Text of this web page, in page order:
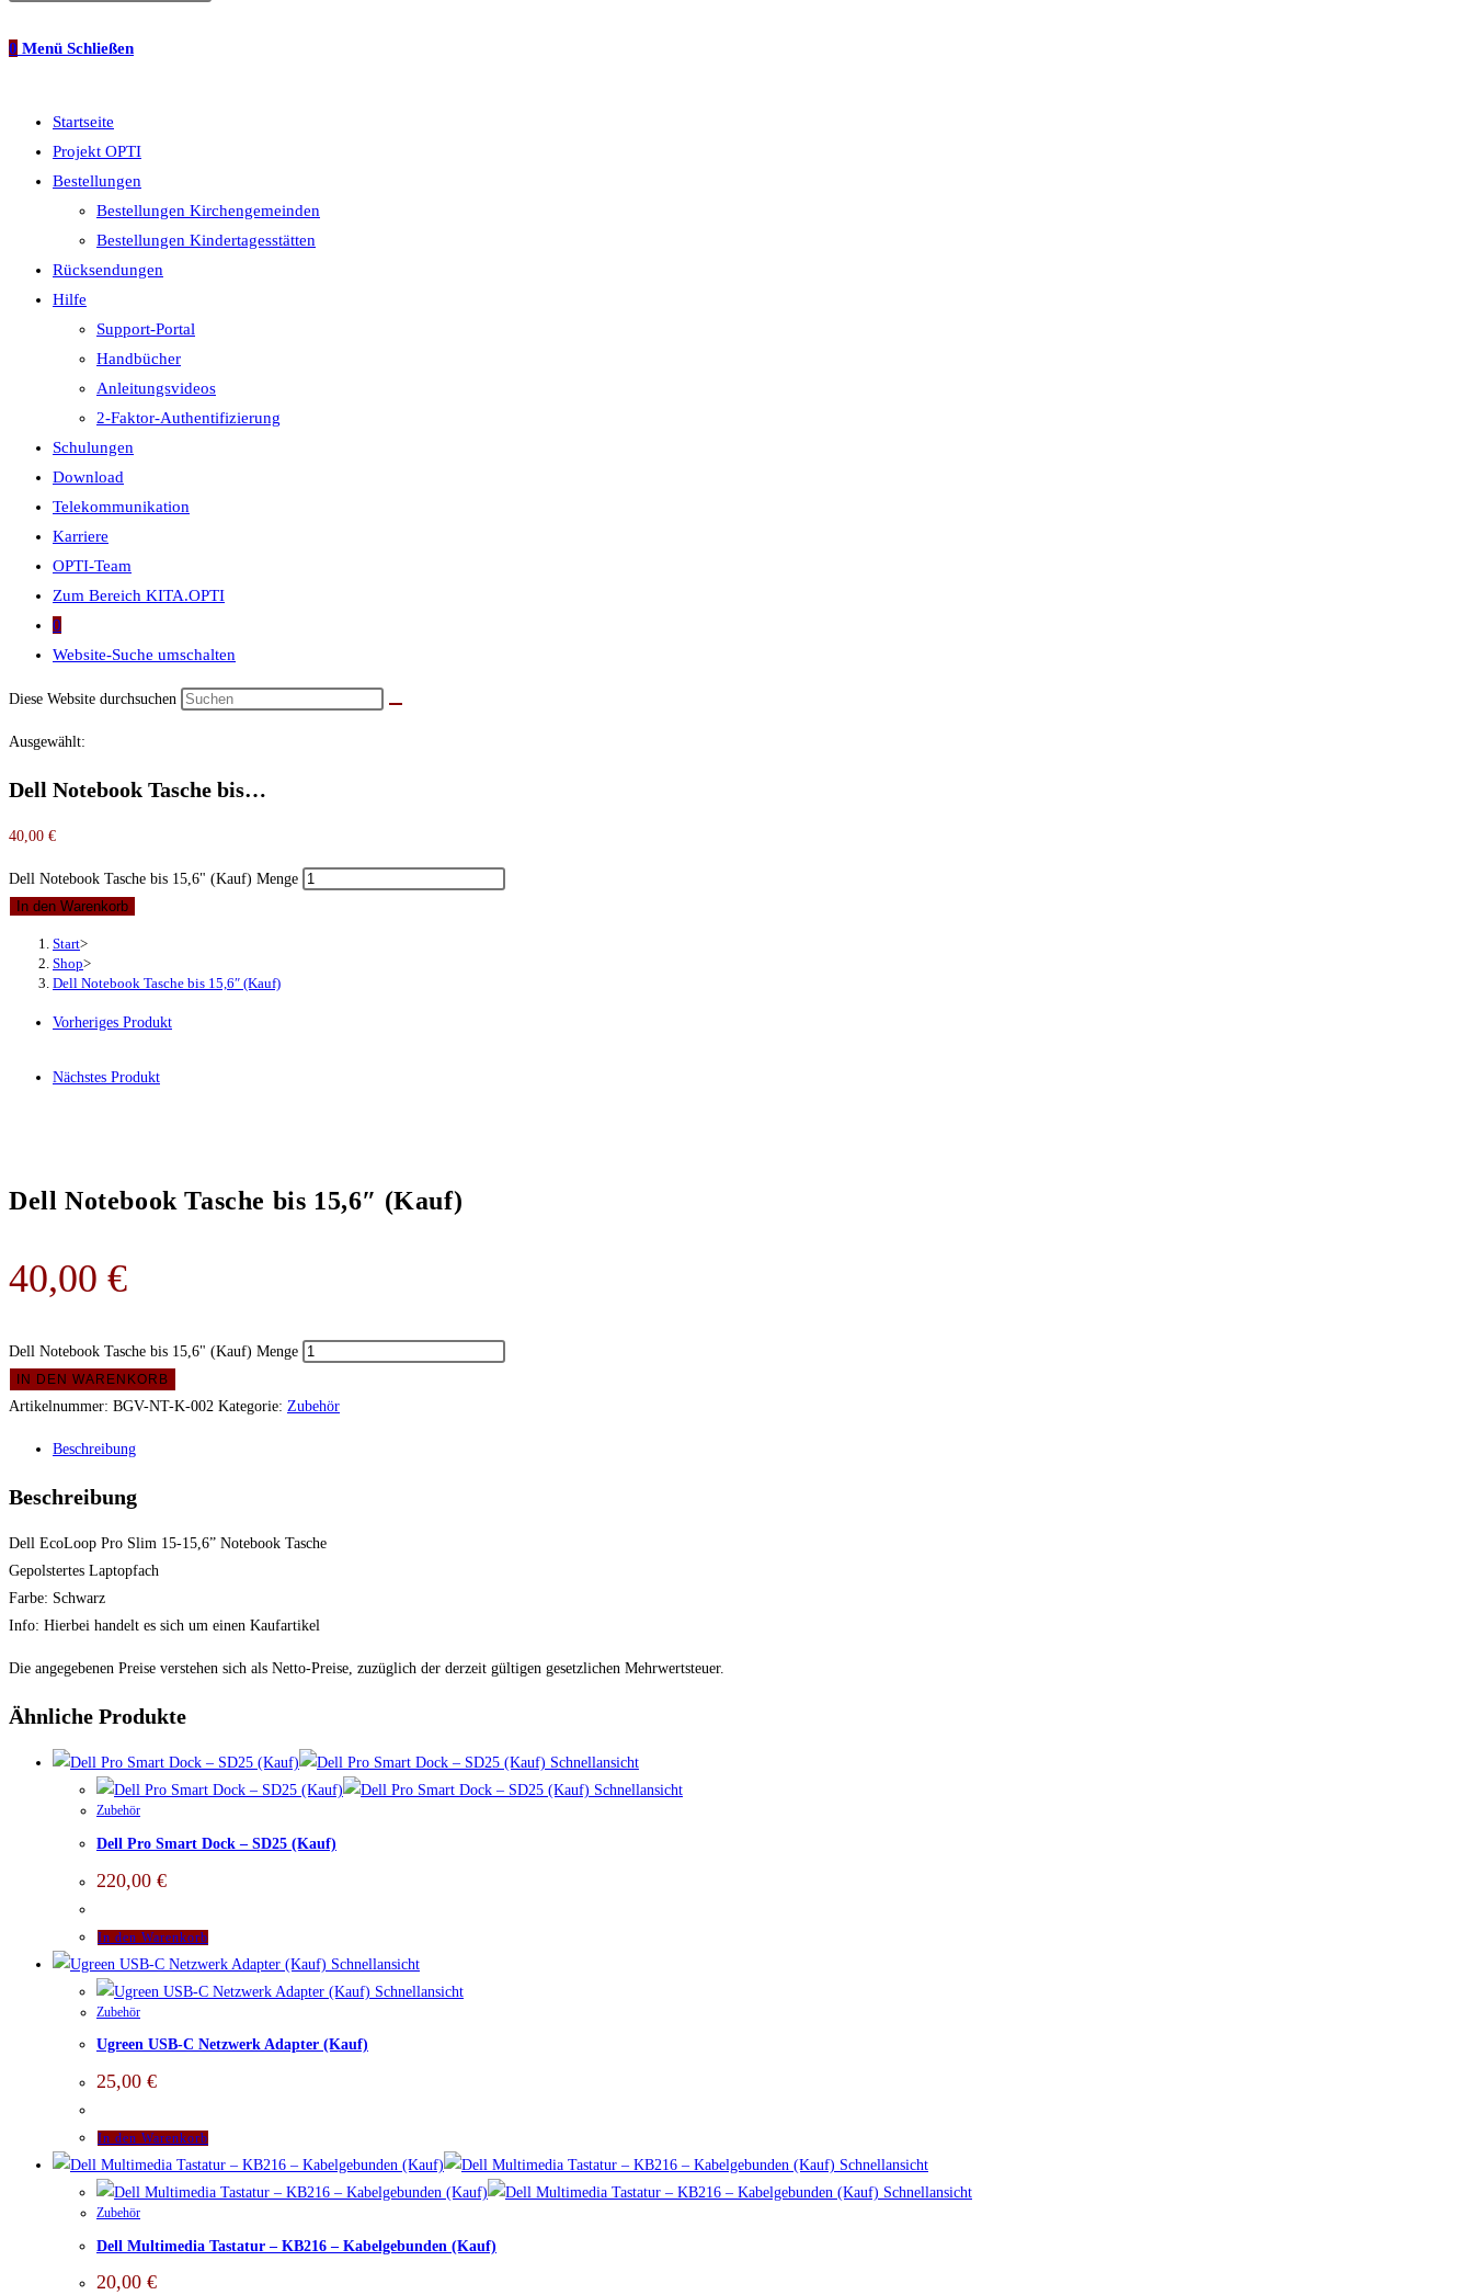
0 Menü Schließen
Startseite
Projekt OPTI
Bestellungen
Bestellungen Kirchengemeinden
Bestellungen Kindertagesstätten
Rücksendungen
Hilfe
Support-Portal
Handbücher
Anleitungsvideos
2-Faktor-Authentifizierung
Schulungen
Download
Telekommunikation
Karriere
OPTI-Team
Zum Bereich KITA.OPTI
0
Website-Suche umschalten
Diese Website durchsuchen
Ausgewählt:
Dell Notebook Tasche bis…
40,00 €
Dell Notebook Tasche bis 15,6" (Kauf) Menge
In den Warenkorb
Start>
Shop>
Dell Notebook Tasche bis 15,6″ (Kauf)
Vorheriges Produkt
Nächstes Produkt
Dell Notebook Tasche bis 15,6″ (Kauf)
40,00 €
Dell Notebook Tasche bis 15,6" (Kauf) Menge
IN DEN WARENKORB
Artikelnummer: BGV-NT-K-002 Kategorie: Zubehör
Beschreibung
Beschreibung
Dell EcoLoop Pro Slim 15-15,6” Notebook Tasche
Gepolstertes Laptopfach
Farbe: Schwarz
Info: Hierbei handelt es sich um einen Kaufartikel
Die angegebenen Preise verstehen sich als Netto-Preise, zuzüglich der derzeit gültigen gesetzlichen Mehrwertsteuer.
Ähnliche Produkte
Schnellansicht
Schnellansicht
Zubehör
Dell Pro Smart Dock – SD25 (Kauf)
220,00 €
In den Warenkorb
Schnellansicht
Schnellansicht
Zubehör
Ugreen USB-C Netzwerk Adapter (Kauf)
25,00 €
In den Warenkorb
Schnellansicht
Schnellansicht
Zubehör
Dell Multimedia Tastatur – KB216 – Kabelgebunden (Kauf)
20,00 €